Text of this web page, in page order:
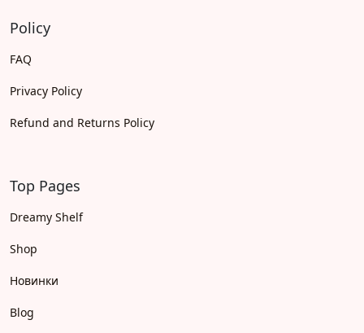
Policy
FAQ
Privacy Policy
Refund and Returns Policy
Top Pages
Dreamy Shelf
Shop
Новинки
Blog